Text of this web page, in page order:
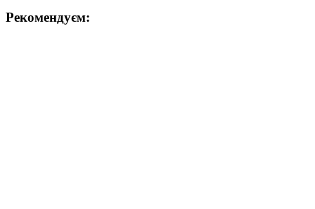
Рекомендуєм: